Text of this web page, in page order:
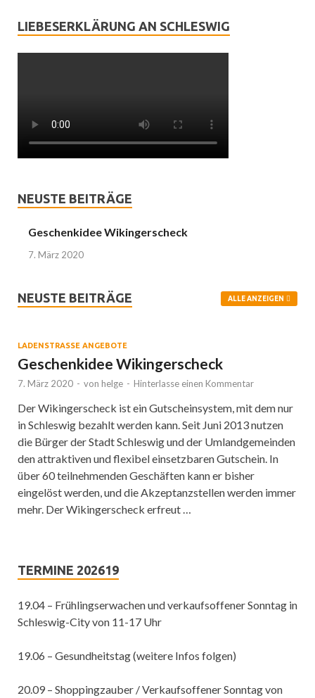
LIEBESERKLÄRUNG AN SCHLESWIG
NEUSTE BEITRÄGE
Geschenkidee Wikingerscheck
7. März 2020
NEUSTE BEITRÄGE ALLE ANZEIGEN
LADENSTRASSE ANGEBOTE
Geschenkidee Wikingerscheck
7. März 2020 - von helge - Hinterlasse einen Kommentar
Der Wikingerscheck ist ein Gutscheinsystem, mit dem nur
in Schleswig bezahlt werden kann. Seit Juni 2013 nutzen
die Bürger der Stadt Schleswig und der Umlandgemeinden
den attraktiven und flexibel einsetzbaren Gutschein. In
über 60 teilnehmenden Geschäften kann er bisher
eingelöst werden, und die Akzeptanzstellen werden immer
mehr. Der Wikingerscheck erfreut …
TERMINE 202619
19.04 – Frühlingserwachen und verkaufsoffener Sonntag in
Schleswig-City von 11-17 Uhr
19.06 – Gesundheitstag (weitere Infos folgen)
20.09 – Shoppingzauber / Verkaufsoffener Sonntag von